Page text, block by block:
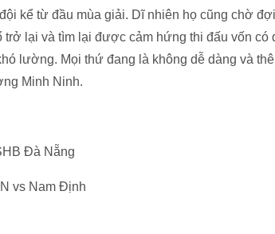
kể từ đầu mùa giải. Dĩ nhiên họ cũng chờ
trở lại và tìm lại được cảm hứng thi đấu vốn có
lường. Mọi thứ đang là không dễ dàng và
Minh Ninh.
Đà Nẵng
vs Nam Định